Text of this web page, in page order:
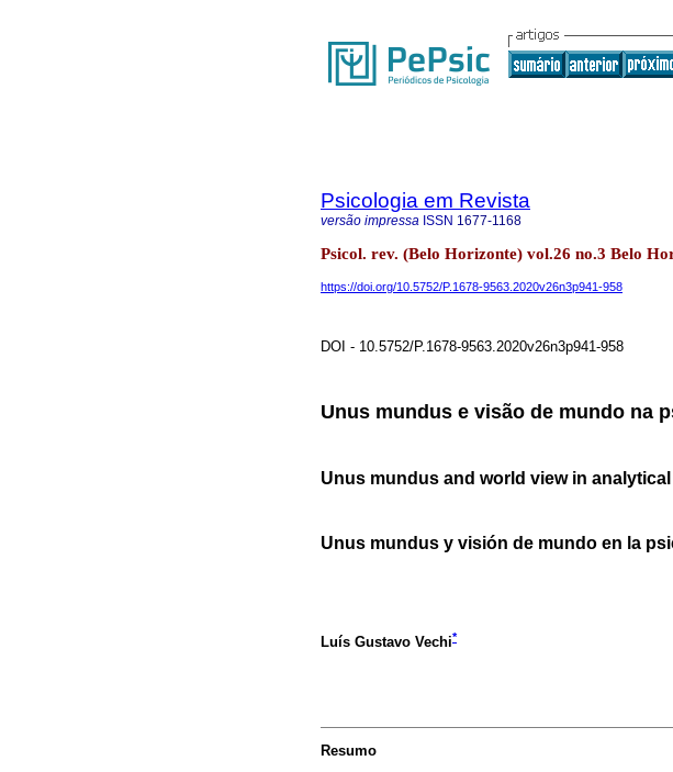
Psicologia em Revista
versão impressa ISSN 1677-1168
Psicol. rev. (Belo Horizonte) vol.26 no.3 Belo
https://doi.org/10.5752/P.1678-9563.2020v26n3p941-958
DOI - 10.5752/P.1678-9563.2020v26n3p941-958
Unus mundus e visão de mundo na
Unus mundus and world view in
Unus mundus y visión de mundo en la
Luís Gustavo Vechi*
Resumo